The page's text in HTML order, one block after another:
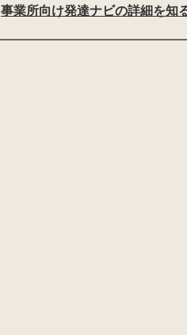
事業所向け発達ナビの詳細を知